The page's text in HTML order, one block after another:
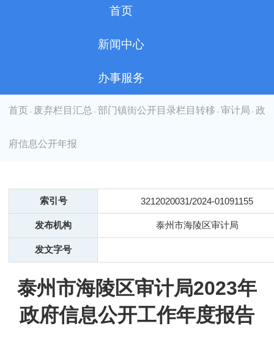
首页
新闻中心
办事服务
首页 > 废弃栏目汇总 > 部门镇街公开目录栏目转移 > 审计局 > 政
府信息公开年报
索引号 3212020031/2024-01091155
发布机构 泰州市海陵区审计局
发文字号
泰州市海陵区审计局2023年
政府信息公开工作年度报告